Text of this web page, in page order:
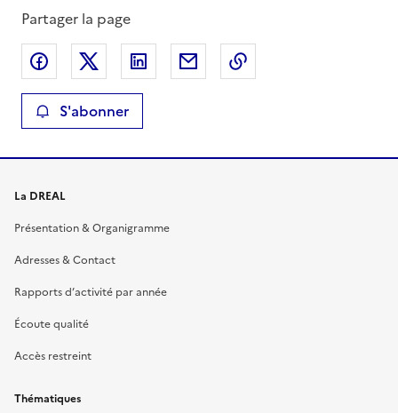
Partager la page
Partager sur Facebook
Partager sur XPartager sur LinkedIn
Partager par email
S'abonner
La DREAL
Présentation & Organigramme
Adresses & Contact
Rapports d’activité par année
Écoute qualité
Accès restreint
Thématiques